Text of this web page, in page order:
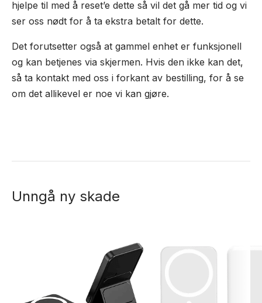
hjelpe til med å reset’e dette så vil det gå mer tid og vi
ser oss nødt for å ta ekstra betalt for dette.
Det forutsetter også at gammel enhet er funksjonell
og kan betjenes via skjermen. Hvis den ikke kan det,
så ta kontakt med oss i forkant av bestilling, for å se
om det allikevel er noe vi kan gjøre.
Unngå ny skade